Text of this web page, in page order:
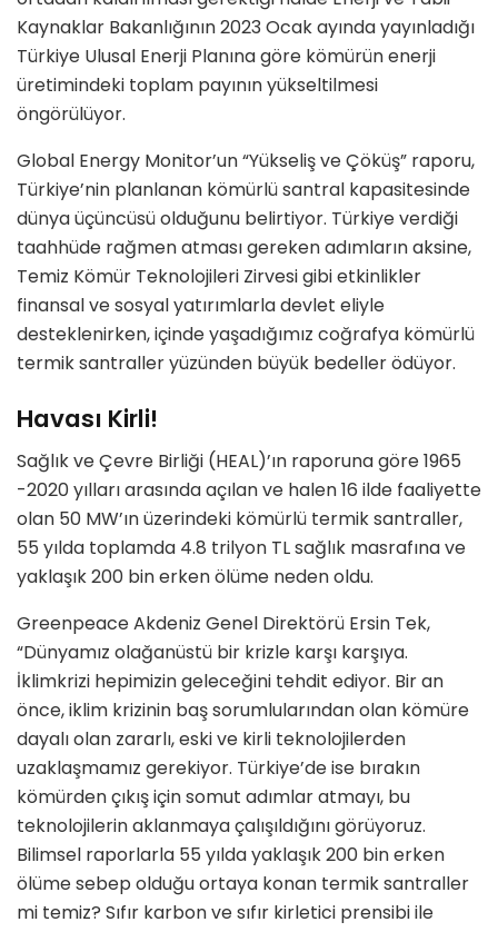
Kaynaklar Bakanlığının 2023 Ocak ayında yayınladığı
Türkiye Ulusal Enerji Planına göre kömürün enerji
üretimindeki toplam payının yükseltilmesi
öngörülüyor.
Global Energy Monitor’un “Yükseliş ve Çöküş” raporu,
Türkiye’nin planlanan kömürlü santral kapasitesinde
dünya üçüncüsü olduğunu belirtiyor. Türkiye verdiği
taahhüde rağmen atması gereken adımların aksine,
Temiz Kömür Teknolojileri Zirvesi gibi etkinlikler
finansal ve sosyal yatırımlarla devlet eliyle
desteklenirken, içinde yaşadığımız coğrafya kömürlü
termik santraller yüzünden büyük bedeller ödüyor.
Havası Kirli!
Sağlık ve Çevre Birliği (HEAL)’ın raporuna göre 1965
-2020 yılları arasında açılan ve halen 16 ilde faaliyette
olan 50 MW’ın üzerindeki kömürlü termik santraller,
55 yılda toplamda 4.8 trilyon TL sağlık masrafına ve
yaklaşık 200 bin erken ölüme neden oldu.
Greenpeace Akdeniz Genel Direktörü Ersin Tek,
“Dünyamız olağanüstü bir krizle karşı karşıya.
İklimkrizi hepimizin geleceğini tehdit ediyor. Bir an
önce, iklim krizinin baş sorumlularından olan kömüre
dayalı olan zararlı, eski ve kirli teknolojilerden
uzaklaşmamız gerekiyor. Türkiye’de ise bırakın
kömürden çıkış için somut adımlar atmayı, bu
teknolojilerin aklanmaya çalışıldığını görüyoruz.
Bilimsel raporlarla 55 yılda yaklaşık 200 bin erken
ölüme sebep olduğu ortaya konan termik santraller
mi temiz? Sıfır karbon ve sıfır kirletici prensibi ile